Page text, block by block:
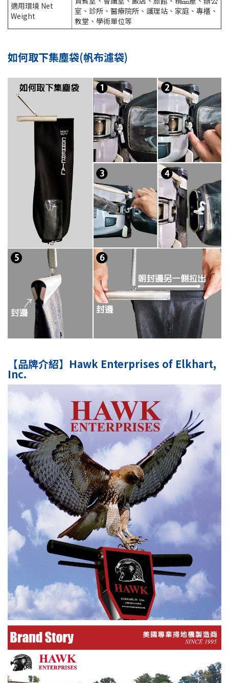
適用環境 Net
Weight
室、診所、醫療院所、護理站、家庭、專櫃、
教堂、學術單位等
如何取下集塵袋(帆布濾袋)
【品牌介紹】Hawk Enterprises of Elkhart,
Inc.